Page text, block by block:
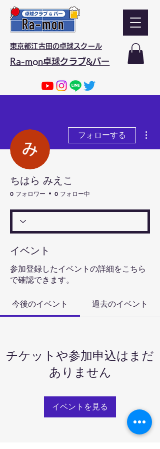
東京都江古田の卓球スクール
Ra-mon卓球クラブ&バー
フォローする
ちはら みえこ
0 フォロワー 0 フォロー中
イベント
参加登録したイベントの詳細をこちら
で確認できます。
今後のイベント 過去のイベント
チケットや参加申込はまだ
ありません
イベントを見る